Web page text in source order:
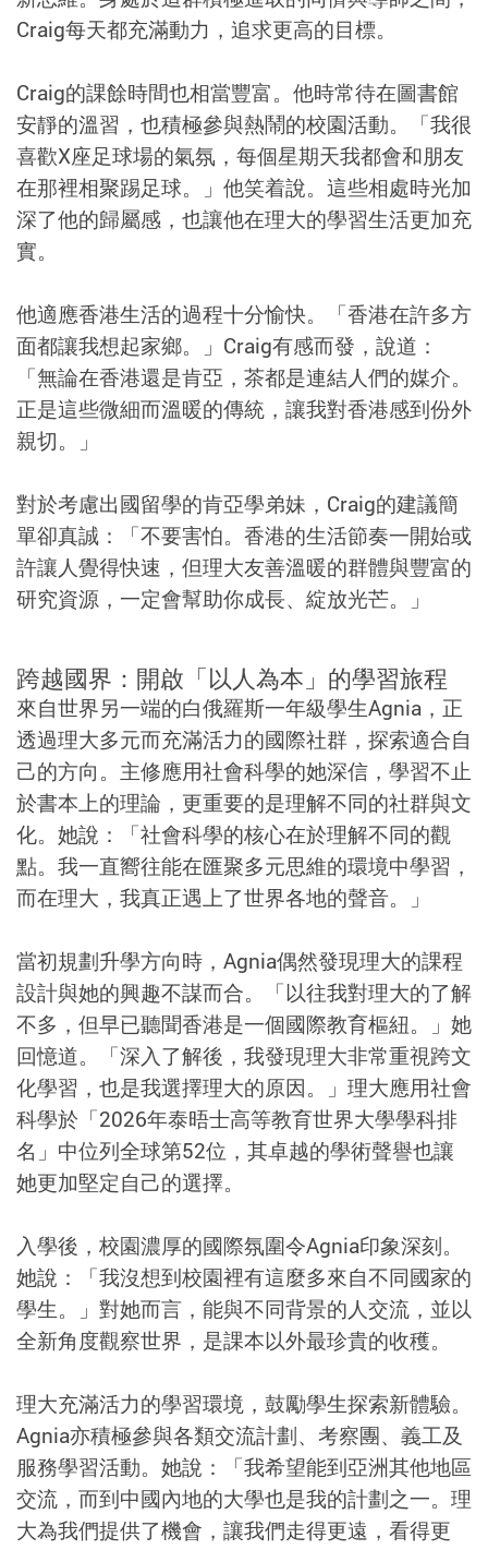
Craig每天都充滿動力，追求更高的目標。
Craig的課餘時間也相當豐富。他時常待在圖書館
安靜的溫習，也積極參與熱鬧的校園活動。「我很
喜歡X座足球場的氣氛，每個星期天我都會和朋友
在那裡相聚踢足球。」他笑着說。這些相處時光加
深了他的歸屬感，也讓他在理大的學習生活更加充
實。
他適應香港生活的過程十分愉快。「香港在許多方
面都讓我想起家鄉。」Craig有感而發，說道：
「無論在香港還是肯亞，茶都是連結人們的媒介。
正是這些微細而溫暖的傳統，讓我對香港感到份外
親切。」
對於考慮出國留學的肯亞學弟妹，Craig的建議簡
單卻真誠：「不要害怕。香港的生活節奏一開始或
許讓人覺得快速，但理大友善溫暖的群體與豐富的
研究資源，一定會幫助你成長、綻放光芒。」
跨越國界：開啟「以人為本」的學習旅程
來自世界另一端的白俄羅斯一年級學生Agnia，正
透過理大多元而充滿活力的國際社群，探索適合自
己的方向。主修應用社會科學的她深信，學習不止
於書本上的理論，更重要的是理解不同的社群與文
化。她說：「社會科學的核心在於理解不同的觀
點。我一直嚮往能在匯聚多元思維的環境中學習，
而在理大，我真正遇上了世界各地的聲音。」
當初規劃升學方向時，Agnia偶然發現理大的課程
設計與她的興趣不謀而合。「以往我對理大的了解
不多，但早已聽聞香港是一個國際教育樞紐。」她
回憶道。「深入了解後，我發現理大非常重視跨文
化學習，也是我選擇理大的原因。」理大應用社會
科學於「2026年泰晤士高等教育世界大學學科排
名」中位列全球第52位，其卓越的學術聲譽也讓
她更加堅定自己的選擇。
入學後，校園濃厚的國際氛圍令Agnia印象深刻。
她說：「我沒想到校園裡有這麼多來自不同國家的
學生。」對她而言，能與不同背景的人交流，並以
全新角度觀察世界，是課本以外最珍貴的收穫。
理大充滿活力的學習環境，鼓勵學生探索新體驗。
Agnia亦積極參與各類交流計劃、考察團、義工及
服務學習活動。她說：「我希望能到亞洲其他地區
交流，而到中國內地的大學也是我的計劃之一。理
大為我們提供了機會，讓我們走得更遠，看得更